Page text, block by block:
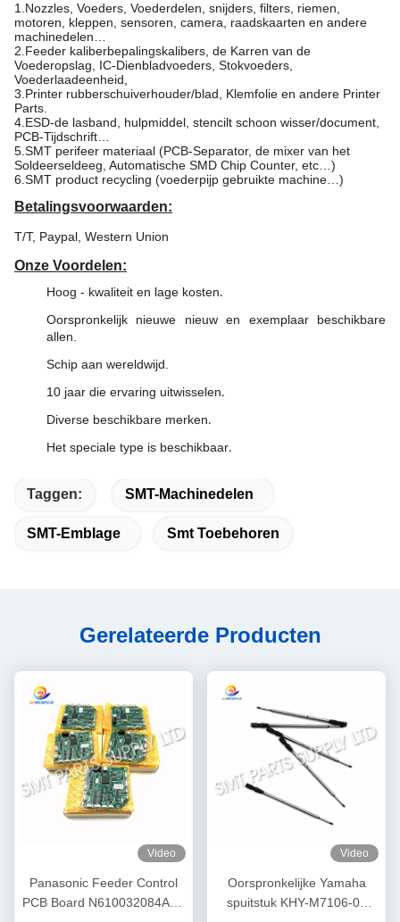
1.Nozzles, Voeders, Voederdelen, snijders, filters, riemen,
motoren, kleppen, sensoren, camera, raadskaarten en andere
machinedelen…
2.Feeder kaliberbepalingskalibers, de Karren van de
Voederopslag, IC-Dienbladvoeders, Stokvoeders,
Voederlaadeenheid,
3.Printer rubberschuiverhouder/blad, Klemfolie en andere Printer
Parts.
4.ESD-de lasband, hulpmiddel, stencilt schoon wisser/document,
PCB-Tijdschrift…
5.SMT perifeer materiaal (PCB-Separator, de mixer van het
Soldeerseldeeg, Automatische SMD Chip Counter, etc…)
6.SMT product recycling (voederpijp gebruikte machine…)
Betalingsvoorwaarden:
T/T, Paypal, Western Union
Onze Voordelen:
Hoog - kwaliteit en lage kosten.
Oorspronkelijk nieuwe nieuw en exemplaar beschikbare
allen.
Schip aan wereldwijd.
10 jaar die ervaring uitwisselen.
Diverse beschikbare merken.
Het speciale type is beschikbaar.
Taggen: SMT-Machinedelen
SMT-Emblage Smt Toebehoren
Gerelateerde Producten
Video
Panasonic Feeder Control
PCB Board N610032084AA /
Video
Oorspronkelijke Yamaha
spuitstuk KHY-M7106-00